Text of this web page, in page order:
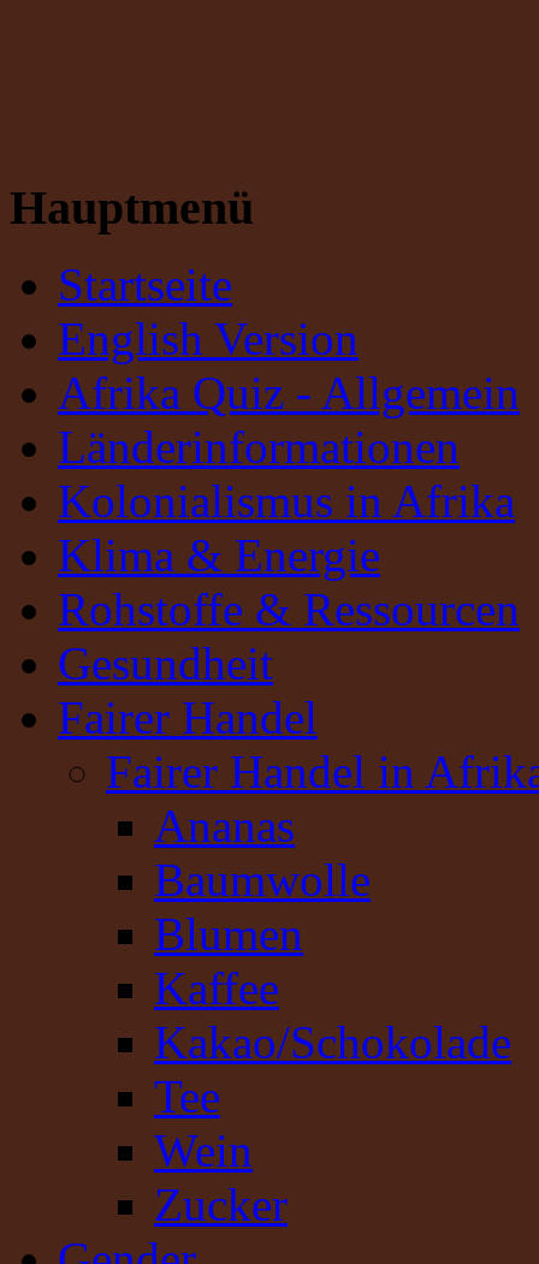
Hauptmenü
Startseite
English Version
Afrika Quiz - Allgemein
Länderinformationen
Kolonialismus in Afrika
Klima & Energie
Rohstoffe & Ressourcen
Gesundheit
Fairer Handel
Fairer Handel in
Ananas
Baumwolle
Blumen
Kaffee
Kakao/Schokolade
Tee
Wein
Zucker